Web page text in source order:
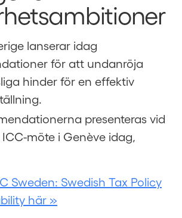
lanserar idag
för att undanröja
hinder för en effektiv
presenteras vid
möte i Genève idag,
Sweden: Swedish Tax Policy
här »